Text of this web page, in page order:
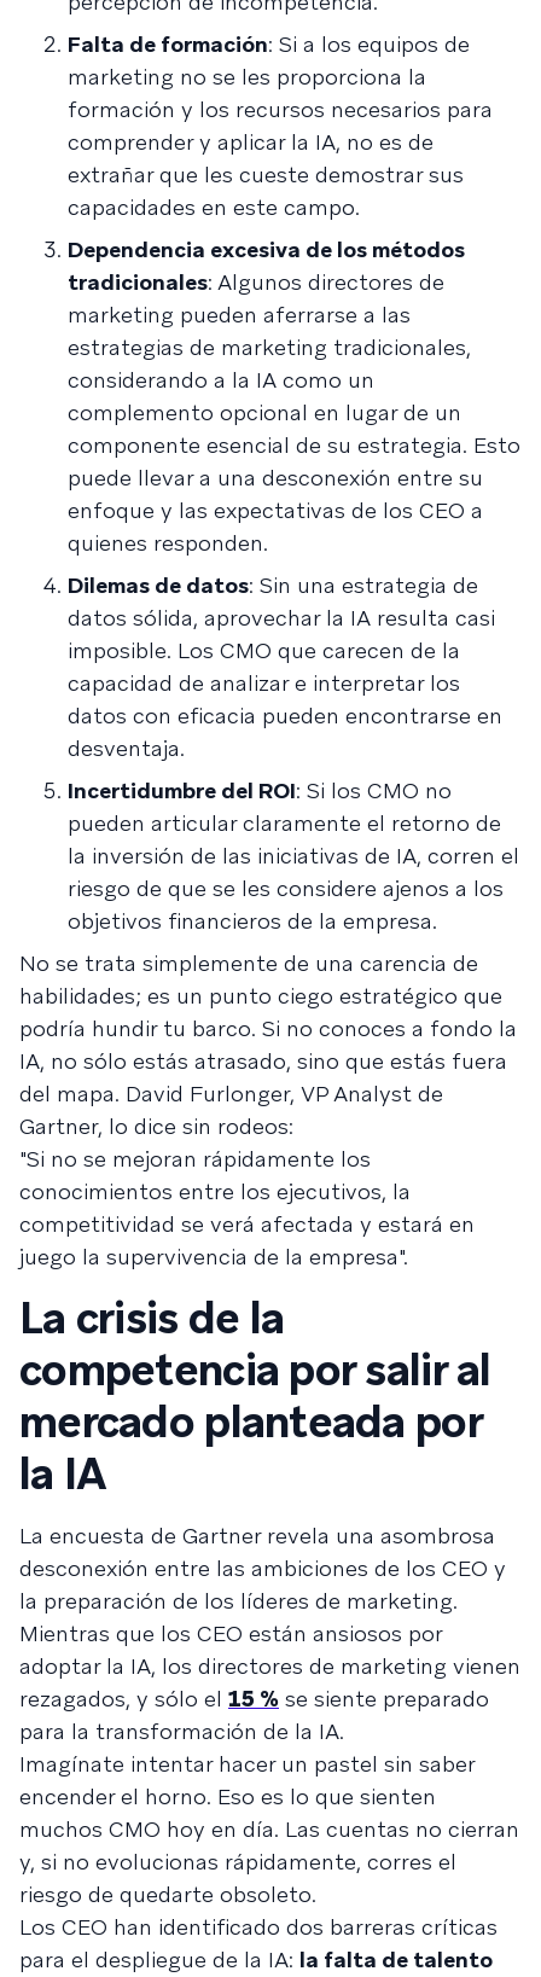
Falta de formación: Si a los equipos de
marketing no se les proporciona la
formación y los recursos necesarios para
comprender y aplicar la IA, no es de
extrañar que les cueste demostrar sus
capacidades en este campo.
Dependencia excesiva de los métodos
tradicionales: Algunos directores de
marketing pueden aferrarse a las
estrategias de marketing tradicionales,
considerando a la IA como un
complemento opcional en lugar de un
componente esencial de su estrategia. Esto
puede llevar a una desconexión entre su
enfoque y las expectativas de los CEO a
quienes responden.
Dilemas de datos: Sin una estrategia de
datos sólida, aprovechar la IA resulta casi
imposible. Los CMO que carecen de la
capacidad de analizar e interpretar los
datos con eficacia pueden encontrarse en
desventaja.
Incertidumbre del ROI: Si los CMO no
pueden articular claramente el retorno de
la inversión de las iniciativas de IA, corren el
riesgo de que se les considere ajenos a los
objetivos financieros de la empresa.
No se trata simplemente de una carencia de
habilidades; es un punto ciego estratégico que
podría hundir tu barco. Si no conoces a fondo la
IA, no sólo estás atrasado, sino que estás fuera
del mapa. David Furlonger, VP Analyst de
Gartner, lo dice sin rodeos:
"Si no se mejoran rápidamente los
conocimientos entre los ejecutivos, la
competitividad se verá afectada y estará en
juego la supervivencia de la empresa".
La crisis de la
competencia por salir al
mercado planteada por
la IA
La encuesta de Gartner revela una asombrosa
desconexión entre las ambiciones de los CEO y
la preparación de los líderes de marketing.
Mientras que los CEO están ansiosos por
adoptar la IA, los directores de marketing vienen
rezagados, y sólo el 15 % se siente preparado
para la transformación de la IA.
Imagínate intentar hacer un pastel sin saber
encender el horno. Eso es lo que sienten
muchos CMO hoy en día. Las cuentas no cierran
y, si no evolucionas rápidamente, corres el
riesgo de quedarte obsoleto.
Los CEO han identificado dos barreras críticas
para el despliegue de la IA: la falta de talento